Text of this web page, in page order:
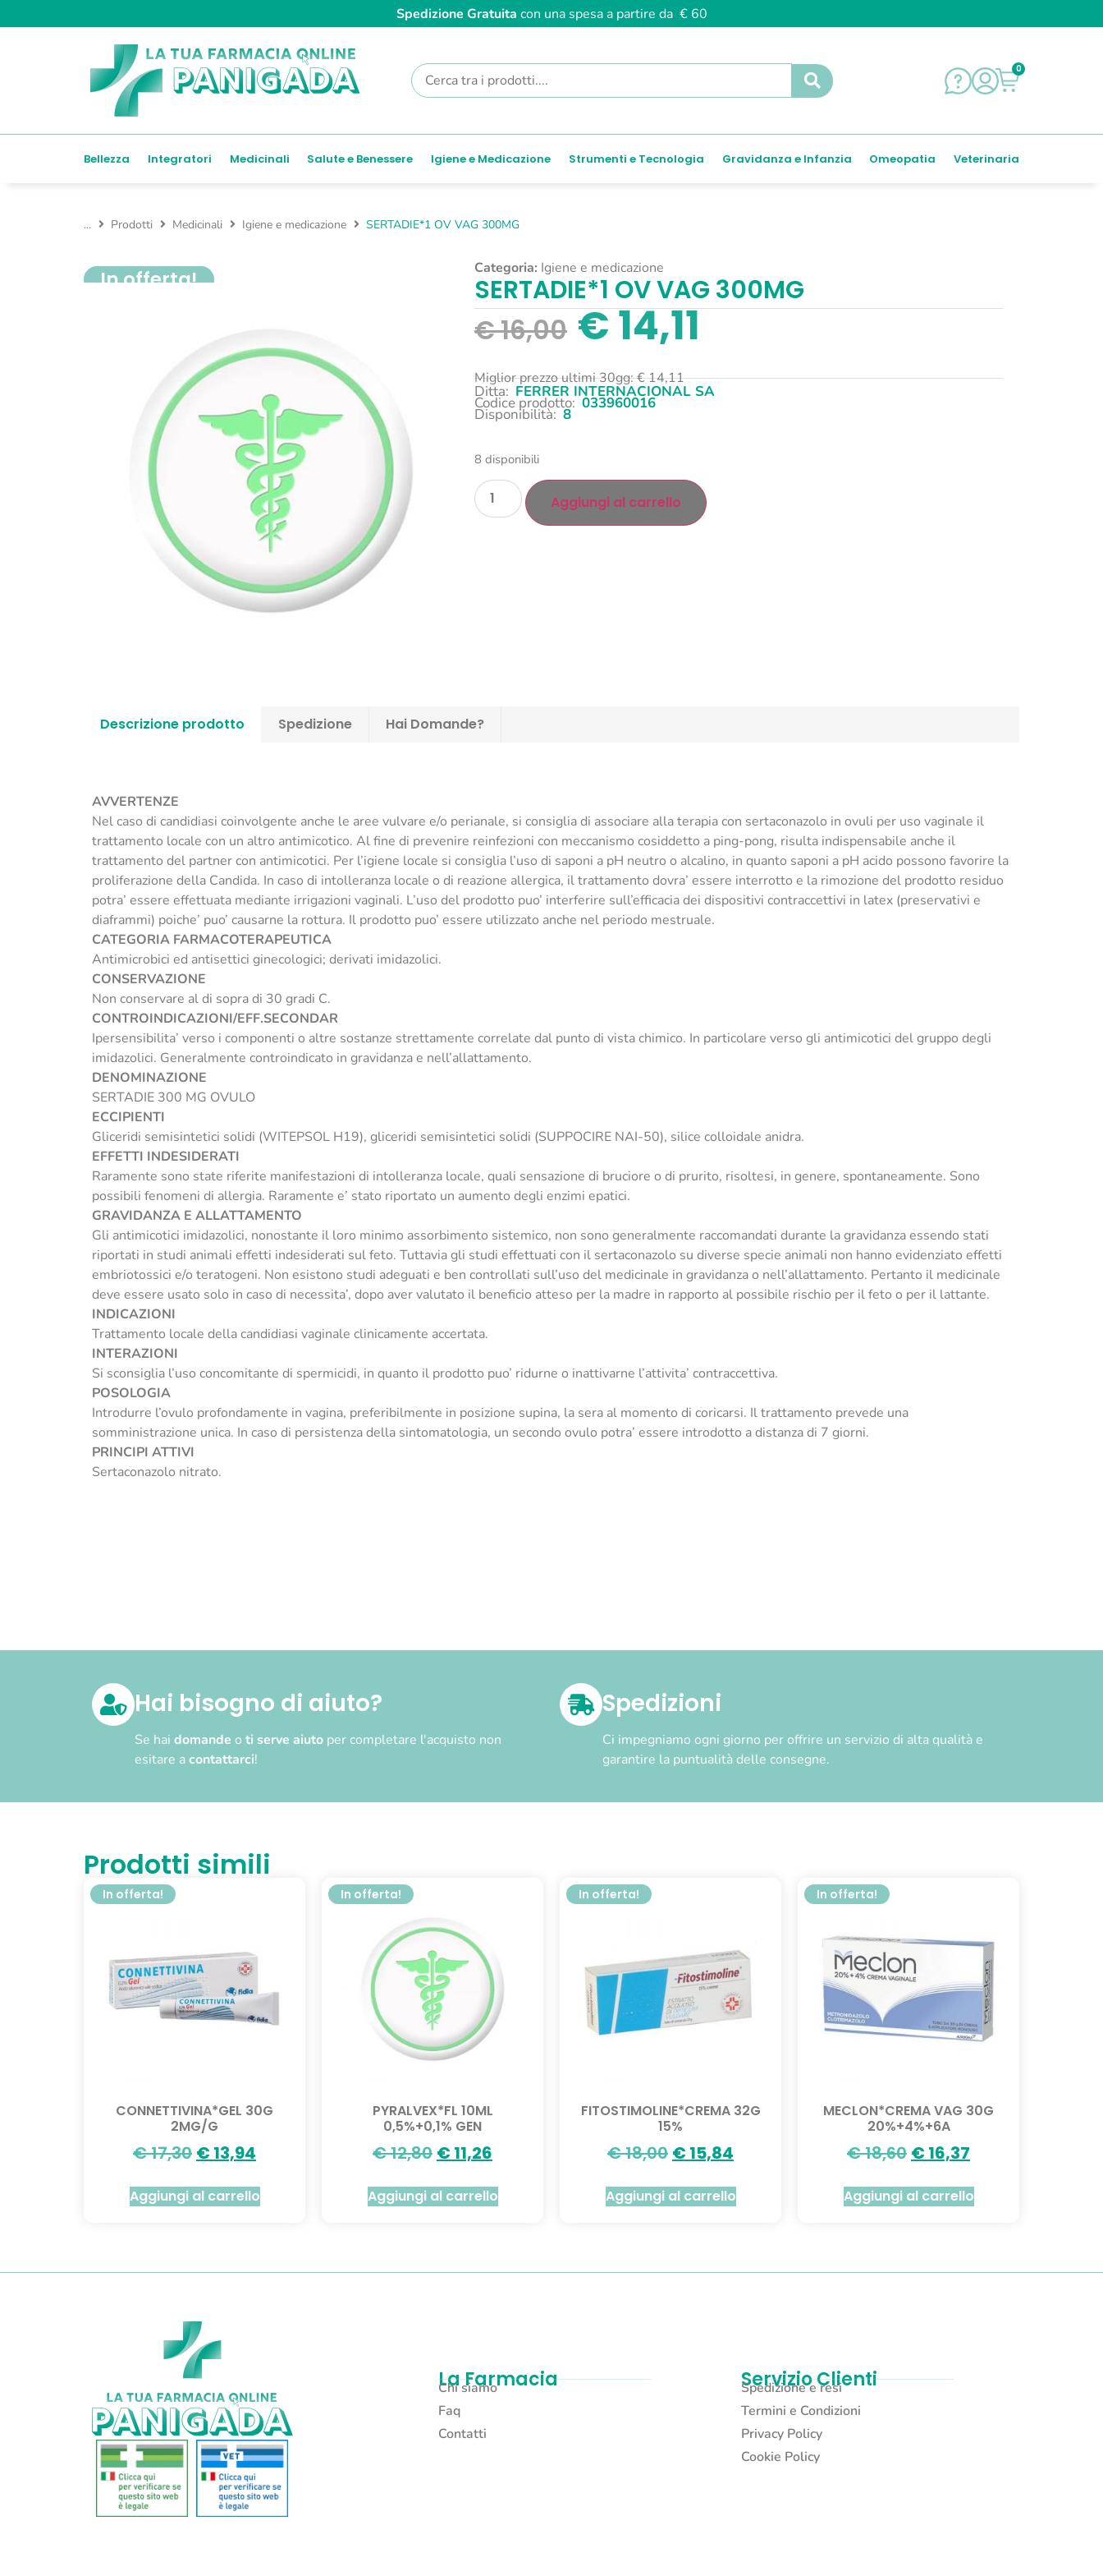
Spedizione Gratuita con una spesa a partire da € 60
0
Bellezza Integratori Medicinali Salute e Benessere Igiene e Medicazione Strumenti e Tecnologia Gravidanza e Infanzia Omeopatia Veterinaria
... Prodotti Medicinali Igiene e medicazione SERTADIE*1 OV VAG 300MG
In offerta! Categoria: Igiene e medicazione
SERTADIE*1 OV VAG 300MG
€16,00 €14,11
Miglior prezzo ultimi 30gg:€14,11
Ditta: FERRER INTERNACIONAL SA
Codice prodotto: 033960016
Disponibilità: 8
8 disponibili
Aggiungi al carrello
Descrizione prodotto Spedizione Hai Domande?
AVVERTENZE
Nel caso di candidiasi coinvolgente anche le aree vulvare e/o perianale, si consiglia di associare alla terapia con sertaconazolo in ovuli per uso vaginale il
trattamento locale con un altro antimicotico. Al fine di prevenire reinfezioni con meccanismo cosiddetto a ping-pong, risulta indispensabile anche il
trattamento del partner con antimicotici. Per l’igiene locale si consiglia l’uso di saponi a pH neutro o alcalino, in quanto saponi a pH acido possono favorire la
proliferazione della Candida. In caso di intolleranza locale o di reazione allergica, il trattamento dovra’ essere interrotto e la rimozione del prodotto residuo
potra’ essere effettuata mediante irrigazioni vaginali. L’uso del prodotto puo’ interferire sull’efficacia dei dispositivi contraccettivi in latex (preservativi e
diaframmi) poiche’ puo’ causarne la rottura. Il prodotto puo’ essere utilizzato anche nel periodo mestruale.
CATEGORIA FARMACOTERAPEUTICA
Antimicrobici ed antisettici ginecologici; derivati imidazolici.
CONSERVAZIONE
Non conservare al di sopra di 30 gradi C.
CONTROINDICAZIONI/EFF.SECONDAR
Ipersensibilita’ verso i componenti o altre sostanze strettamente correlate dal punto di vista chimico. In particolare verso gli antimicotici del gruppo degli
imidazolici. Generalmente controindicato in gravidanza e nell’allattamento.
DENOMINAZIONE
SERTADIE 300 MG OVULO
ECCIPIENTI
Gliceridi semisintetici solidi (WITEPSOL H19), gliceridi semisintetici solidi (SUPPOCIRE NAI-50), silice colloidale anidra.
EFFETTI INDESIDERATI
Raramente sono state riferite manifestazioni di intolleranza locale, quali sensazione di bruciore o di prurito, risoltesi, in genere, spontaneamente. Sono
possibili fenomeni di allergia. Raramente e’ stato riportato un aumento degli enzimi epatici.
GRAVIDANZA E ALLATTAMENTO
Gli antimicotici imidazolici, nonostante il loro minimo assorbimento sistemico, non sono generalmente raccomandati durante la gravidanza essendo stati
riportati in studi animali effetti indesiderati sul feto. Tuttavia gli studi effettuati con il sertaconazolo su diverse specie animali non hanno evidenziato effetti
embriotossici e/o teratogeni. Non esistono studi adeguati e ben controllati sull’uso del medicinale in gravidanza o nell’allattamento. Pertanto il medicinale
deve essere usato solo in caso di necessita’, dopo aver valutato il beneficio atteso per la madre in rapporto al possibile rischio per il feto o per il lattante.
INDICAZIONI
Trattamento locale della candidiasi vaginale clinicamente accertata.
INTERAZIONI
Si sconsiglia l’uso concomitante di spermicidi, in quanto il prodotto puo’ ridurne o inattivarne l’attivita’ contraccettiva.
POSOLOGIA
Introdurre l’ovulo profondamente in vagina, preferibilmente in posizione supina, la sera al momento di coricarsi. Il trattamento prevede una
somministrazione unica. In caso di persistenza della sintomatologia, un secondo ovulo potra’ essere introdotto a distanza di 7 giorni.
PRINCIPI ATTIVI
Sertaconazolo nitrato.
Hai bisogno di aiuto?
Se hai domande o ti serve aiuto per completare l'acquisto non
esitare acontattarci!
Spedizioni
Ci impegniamo ogni giorno per offrire un servizio di alta qualità e
garantire la puntualità delle consegne.
Prodotti simili
In offerta!
CONNETTIVINA*GEL 30G
2MG/G
€17,30 €13,94
Aggiungi al carrello
In offerta!
PYRALVEX*FL 10ML
0,5%+0,1% GEN
€12,80 €11,26
Aggiungi al carrello
In offerta!
FITOSTIMOLINE*CREMA 32G
15%
€18,00 €15,84
Aggiungi al carrello
In offerta!
MECLON*CREMA VAG 30G
20%+4%+6A
€18,60 €16,37
Aggiungi al carrello
La Farmacia
Chi siamo
Faq
Contatti
Servizio Clienti
Spedizione e resi
Termini e Condizioni
Privacy Policy
Cookie Policy